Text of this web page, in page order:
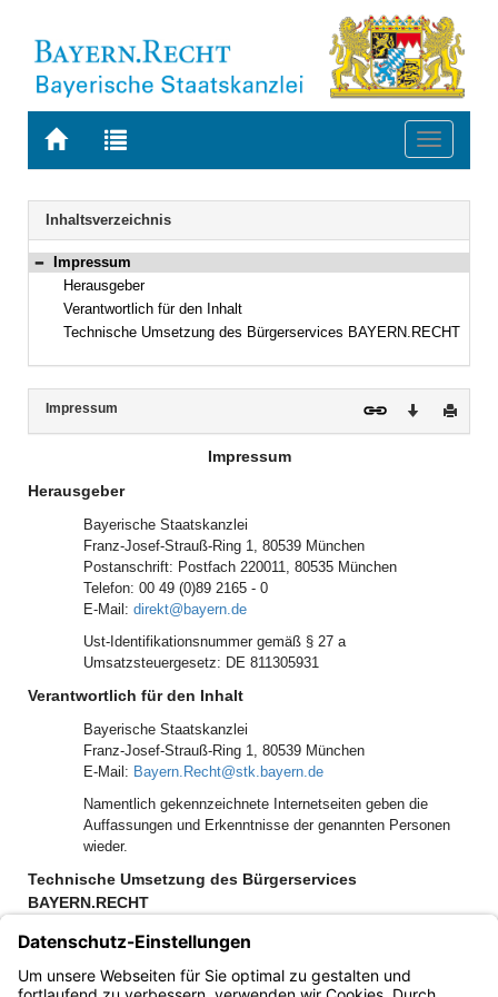
Zur
BAYERN.RECHT
Zur
letzten
Suche
Toggle
Navigation
Inhaltsverzeichnis
Bereich reduzieren
Impressum
Herausgeber
Verantwortlich für den Inhalt
Technische Umsetzung des Bürgerservices BAYERN.RECHT
InhaltImpressum Download
Impressum
Herausgeber
Bayerische Staatskanzlei
Franz-Josef-Strauß-Ring 1, 80539 München
Postanschrift: Postfach 220011, 80535 München
Telefon: 00 49 (0)89 2165 - 0
E-Mail: direkt@bayern.de
Ust-Identifikationsnummer gemäß § 27 a
Umsatzsteuergesetz: DE 811305931
Verantwortlich für den Inhalt
Bayerische Staatskanzlei
Franz-Josef-Strauß-Ring 1, 80539 München
E-Mail: Bayern.Recht@stk.bayern.de
Namentlich gekennzeichnete Internetseiten geben die
Auffassungen und Erkenntnisse der genannten Personen
wieder.
Technische Umsetzung des Bürgerservices
BAYERN.RECHT
Verlag C.H.Beck GmbH & Co. KG
80801 München